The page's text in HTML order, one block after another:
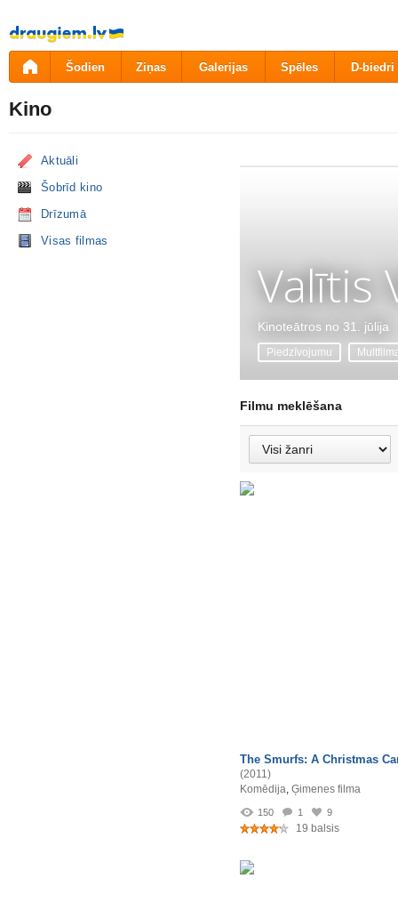
Pāriet
uz
saturu
Šodien Ziņas Galerijas Spēles D-biedri
Kino
Aktuāli
Šobrīd kino
Drīzumā
Visas filmas
Valītis
Kinoteātros no 31. jūlija
Piedzīvojumu
Filmu meklēšana
The Smurfs: A Christmas
(2011)
Komēdija, Ģimenes filma
150 1 9
19 balsis